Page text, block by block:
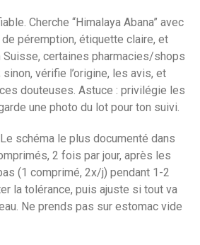
Cherche “Himalaya Abana” avec
péremption, étiquette claire, et
Suisse, certaines pharmacies/shops
sinon, vérifie l’origine, les avis, et
douteuses. Astuce : privilégie les
une photo du lot pour ton suivi.
schéma le plus documenté dans
2 fois par jour, après les
(1 comprimé, 2x/j) pendant 1-2
la tolérance, puis ajuste si tout va
Ne prends pas sur estomac vide